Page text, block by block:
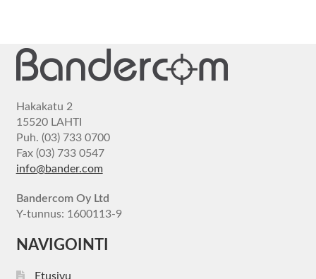
Hakakatu 2
15520 LAHTI
Puh. (03) 733 0700
Fax (03) 733 0547
info@bander.com
Bandercom Oy Ltd
Y-tunnus: 1600113-9
NAVIGOINTI
Etusivu